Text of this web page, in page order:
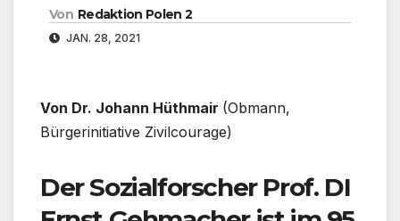
Von Redaktion Polen 2
JAN. 28, 2021
Von Dr. Johann Hüthmair (Obmann,
Bürgerinitiative Zivilcourage)
Der Sozialforscher Prof. DI